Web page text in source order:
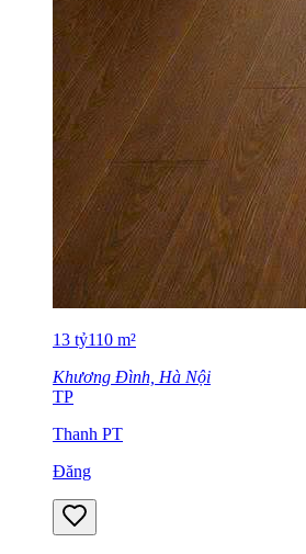
13 tỷ110 m²
Khương Đình, Hà Nội
TP
Thanh PT
Đăng